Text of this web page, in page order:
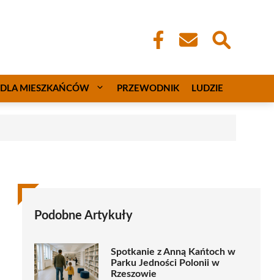
DLA MIESZKAŃCÓW PRZEWODNIK LUDZIE
Podobne Artykuły
Spotkanie z Anną Kańtoch w
Parku Jedności Polonii w
Rzeszowie